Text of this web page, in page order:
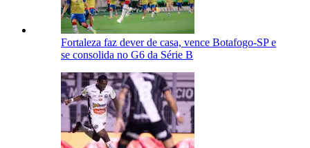
Fortaleza faz dever de casa, vence Botafogo-SP e
se consolida no G6 da Série B